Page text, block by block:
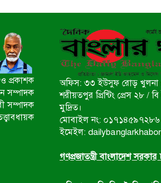
প্রকাশক
সম্পাদক
সম্পাদক
অফিস: ৩৩ ইউসুফ রোড় খুলনা
শরীয়তপুর প্রিন্টিং প্রেস ২৮ /
মুদ্রিত।
মোবাইল নং: ০১৭১৪৫৯৭২৮৬
ইমেইল:
গণপ্রজাতন্ত্রী বাংলাদেশ সরকার